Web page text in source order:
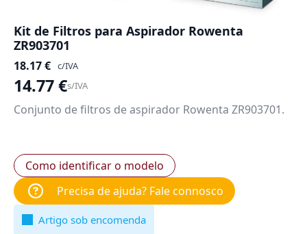
Kit de Filtros para Aspirador Rowenta
ZR903701
18.17€ c/IVA
14.77€s/IVA
Conjunto de filtros de aspirador Rowenta ZR903701.
Como identificar o modelo
Precisa de ajuda? Fale connosco
Artigo sob encomenda